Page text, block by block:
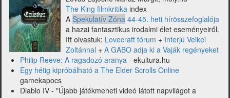
egyéb
újdonságok)
The King filmkritika index
A Spekulatív Zóna 44-45. heti hírösszefoglalója
a hazai fantasztikus irodalmi élet eseményeiről.
Itt olvastuk: Lovecraft fórum + Interjú Velkei
Zoltánnal + A GABO adja ki a Vaják regényeket
Philip Reeve: A ragadozó aranya - ekultura.hu
Egy hétig kipróbálható a The Elder Scrolls Online
gamekapocs
Diablo IV - "Újabb játékmeneti videó látott napvilágot a